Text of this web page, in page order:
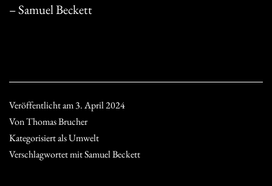
– Samuel Beckett
Veröffentlicht am3. April 2024
VonThomas Brucher
Kategorisiert alsUmwelt
Verschlagwortet mitSamuel Beckett